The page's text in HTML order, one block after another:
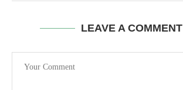
LEAVE A COMMENT